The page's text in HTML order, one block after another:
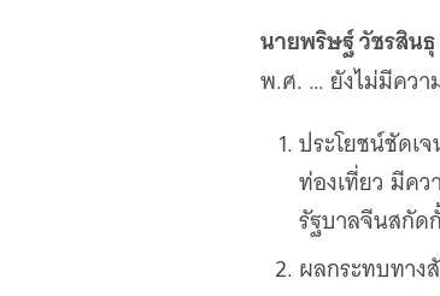
นายพริษฐ์ วัชรสิน
พ.ศ. … ยังไม่มีควา
ประโยชน์ชัดเ
ท่องเที่ยว มีคว
รัฐบาลจีนสกัด
ผลกระทบทาง